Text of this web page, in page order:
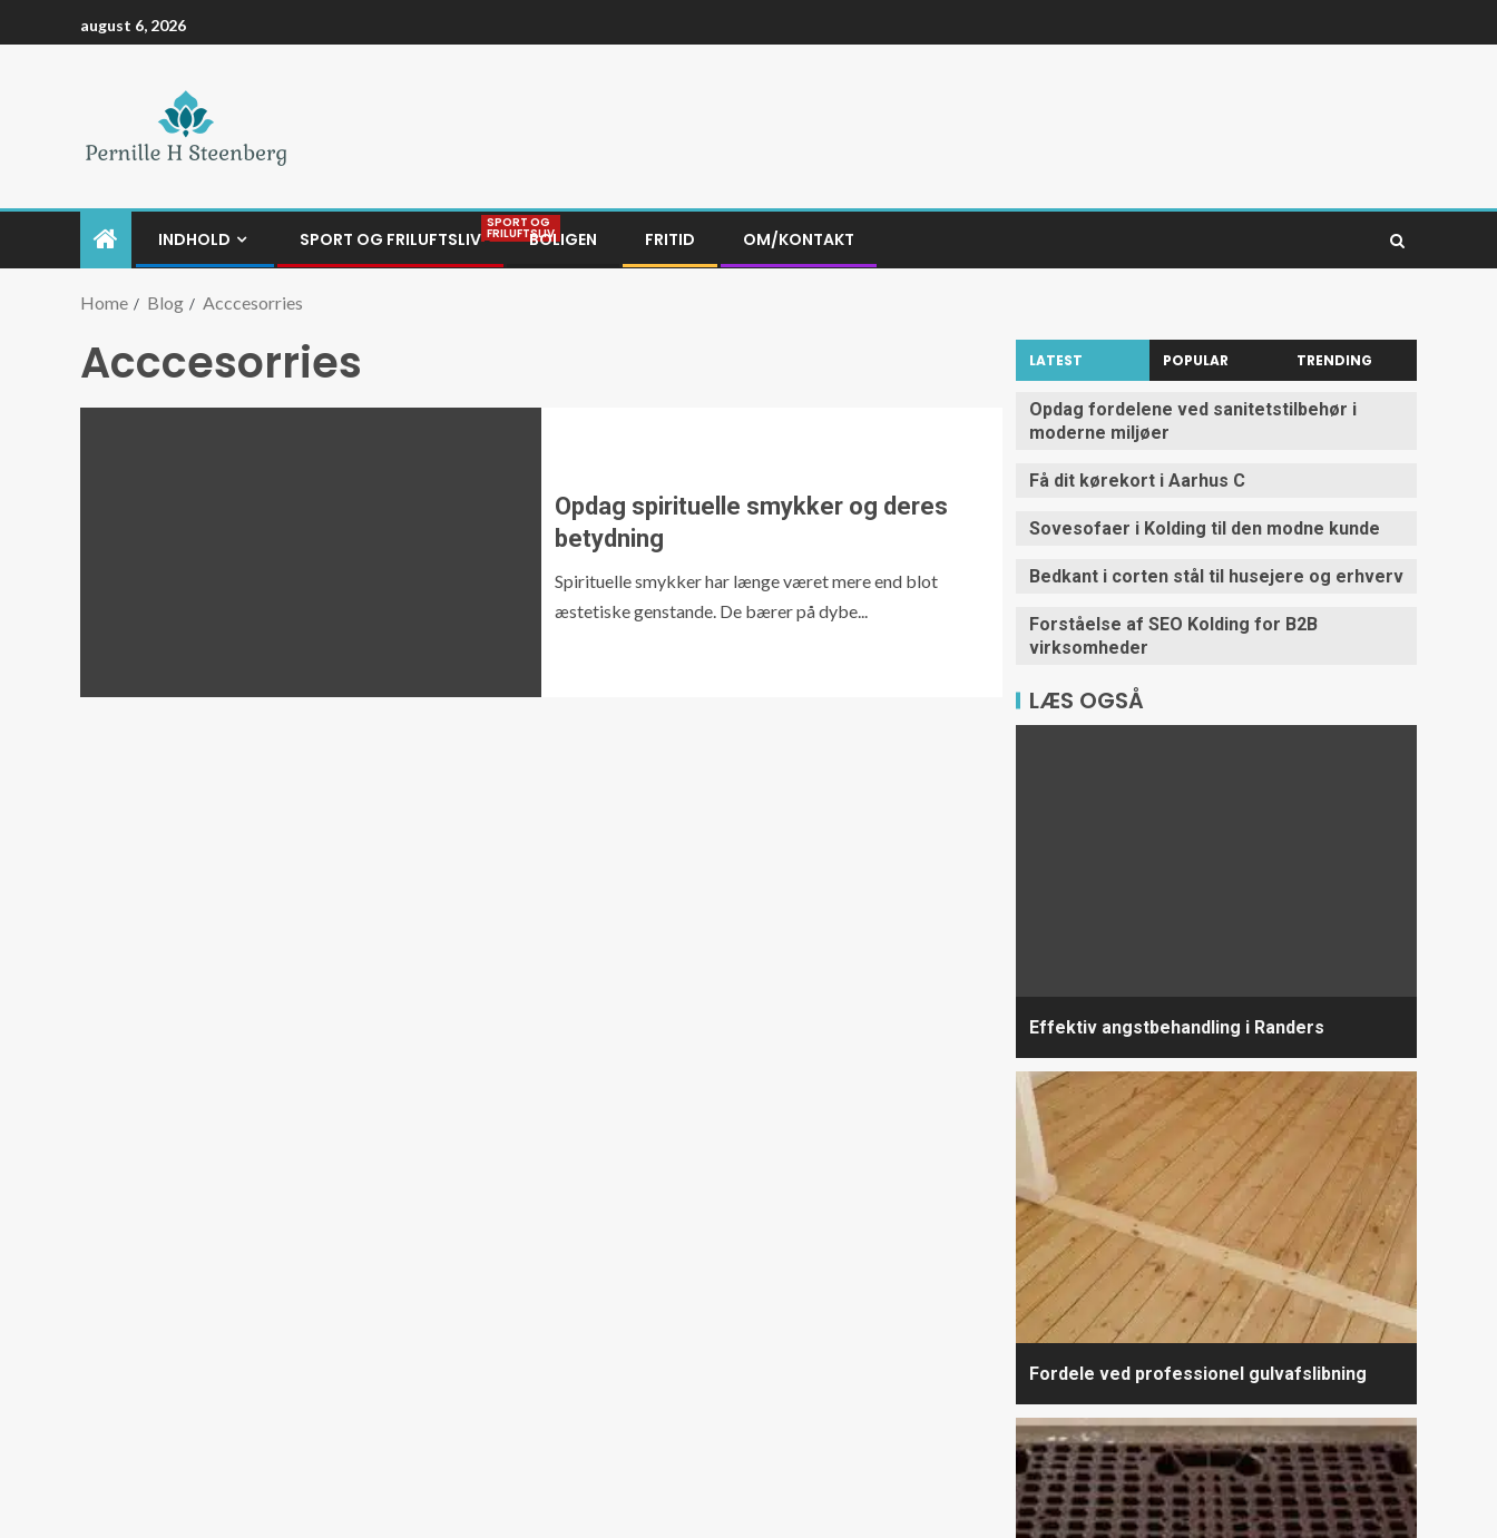
august 6, 2026
INDHOLD SPORT OG FRILUFTSLIV
SPORT OG
FRILUFTSLIVBOLIGEN FRITID OM/KONTAKT
Home Blog Acccesorries
Acccesorries
Opdag spirituelle smykker og deres
betydning
Spirituelle smykker har længe været mere end blot
æstetiske genstande. De bærer på dybe...
LATEST POPULAR TRENDING
Opdag fordelene ved sanitetstilbehør i
moderne miljøer
Få dit kørekort i Aarhus C
Sovesofaer i Kolding til den modne kunde
Bedkant i corten stål til husejere og erhverv
Forståelse af SEO Kolding for B2B
virksomheder
LÆS OGSÅ
Effektiv angstbehandling i Randers
Fordele ved professionel gulvafslibning